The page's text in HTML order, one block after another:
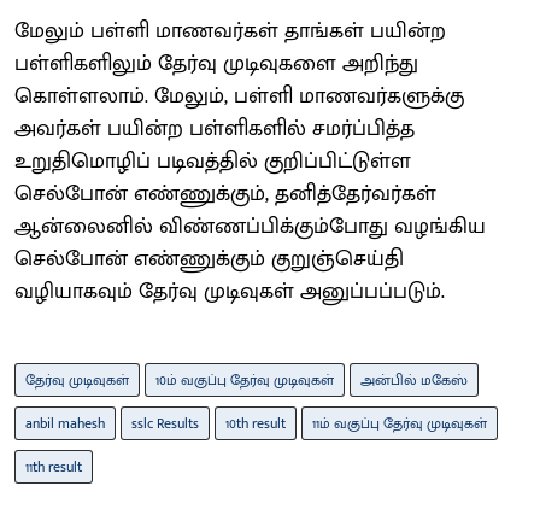
மேலும் பள்ளி மாணவர்கள் தாங்கள் பயின்ற
பள்ளிகளிலும் தேர்வு முடிவுகளை அறிந்து
கொள்ளலாம். மேலும், பள்ளி மாணவர்களுக்கு
அவர்கள் பயின்ற பள்ளிகளில் சமர்ப்பித்த
உறுதிமொழிப் படிவத்தில் குறிப்பிட்டுள்ள
செல்போன் எண்ணுக்கும், தனித்தேர்வர்கள்
ஆன்லைனில் விண்ணப்பிக்கும்போது வழங்கிய
செல்போன் எண்ணுக்கும் குறுஞ்செய்தி
வழியாகவும் தேர்வு முடிவுகள் அனுப்பப்படும்.
தேர்வு முடிவுகள் 10ம் வகுப்பு தேர்வு முடிவுகள்
அன்பில் மகேஸ்
anbil mahesh
sslc Results 10th result
11ம் வகுப்பு தேர்வு முடிவுகள்
11th result